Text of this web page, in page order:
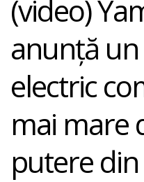
(video)
anunţă
electric
mai mare
putere